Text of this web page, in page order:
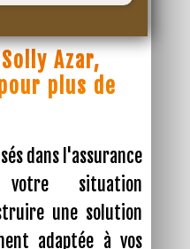
Azar,
plus de
dans l'assurance
situation
une solution
adaptée à vos